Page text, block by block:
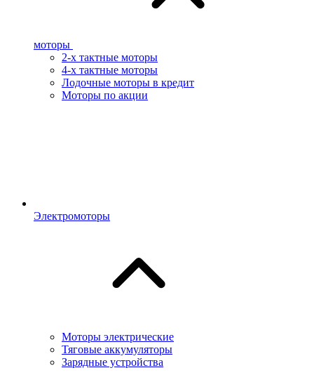
моторы
2-х тактные моторы
4-х тактные моторы
Лодочные моторы в кредит
Моторы по акции
Электромоторы
Моторы электрические
Тяговые аккумуляторы
Зарядные устройства